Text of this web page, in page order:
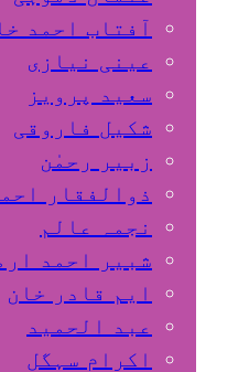
آفتاب احمد
عینی نیازی
سعید پرویز
شکیل فاروقی
زبیر رحمٰن
ذوالفقار
نجمہ عالم
شبیر احمد
ایم قادر خان
عبد الحمید
اکرام سہگل